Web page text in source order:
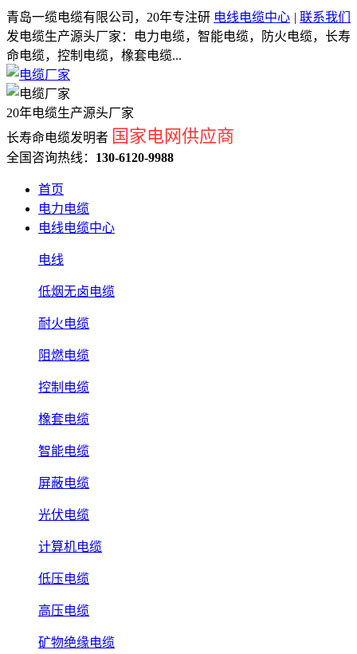
电线电缆中心 | 联系我们
青岛一缆电缆有限公司，20年专注研
发电缆生产源头厂家：电力电缆，智能电缆，防火电缆，长寿
命电缆，控制电缆，橡套电缆...
20年电缆生产源头厂家
长寿命电缆发明者 国家电网供应商
全国咨询热线： 130-6120-9988
首页
电力电缆
电线电缆中心
电线
低烟无卤电缆
耐火电缆
阻燃电缆
控制电缆
橡套电缆
智能电缆
屏蔽电缆
光伏电缆
计算机电缆
低压电缆
高压电缆
矿物绝缘电缆